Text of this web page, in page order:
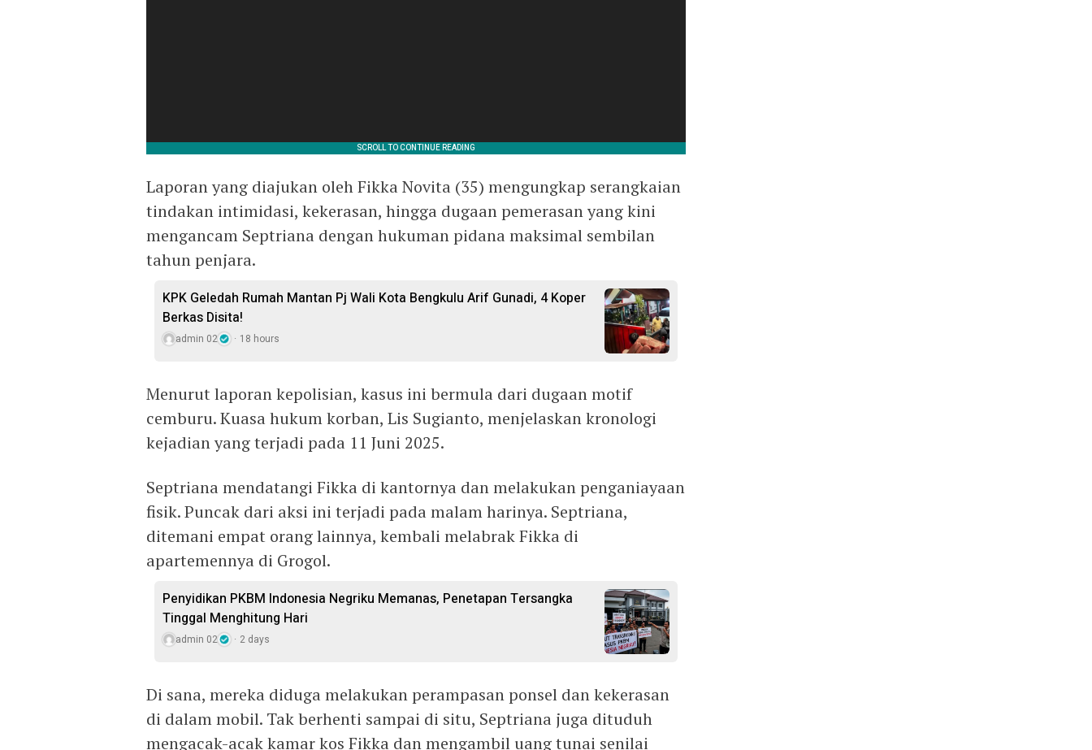
Laporan yang diajukan oleh Fikka Novita (35) mengungkap serangkaian
tindakan intimidasi, kekerasan, hingga dugaan pemerasan yang kini
mengancam Septriana dengan hukuman pidana maksimal sembilan
tahun penjara.
KPK Geledah Rumah Mantan Pj Wali Kota Bengkulu Arif Gunadi, 4 Koper
Berkas Disita!
admin 02 18 hours
Menurut laporan kepolisian, kasus ini bermula dari dugaan motif
cemburu. Kuasa hukum korban, Lis Sugianto, menjelaskan kronologi
kejadian yang terjadi pada 11 Juni 2025.
Septriana mendatangi Fikka di kantornya dan melakukan penganiayaan
fisik. Puncak dari aksi ini terjadi pada malam harinya. Septriana,
ditemani empat orang lainnya, kembali melabrak Fikka di
apartemennya di Grogol.
Penyidikan PKBM Indonesia Negriku Memanas, Penetapan Tersangka
Tinggal Menghitung Hari
admin 02 2 days
Di sana, mereka diduga melakukan perampasan ponsel dan kekerasan
di dalam mobil. Tak berhenti sampai di situ, Septriana juga dituduh
mengacak-acak kamar kos Fikka dan mengambil uang tunai senilai